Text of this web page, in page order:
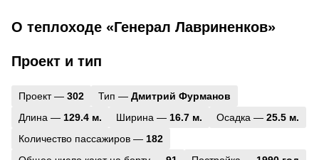
О теплоходе «Генерал Лавриненков»
Проект и тип
Проект — 302 Тип — Дмитрий Фурманов
Длина — 129.4 м. Ширина — 16.7 м. Осадка — 25.5 м.
Количество пассажиров — 182